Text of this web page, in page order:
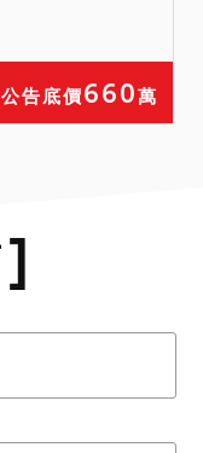
公告底價660萬